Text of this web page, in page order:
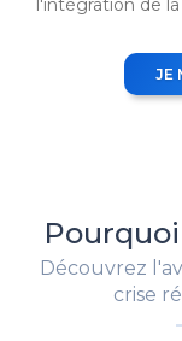
l'intégration de
JE
Découvrez
crise